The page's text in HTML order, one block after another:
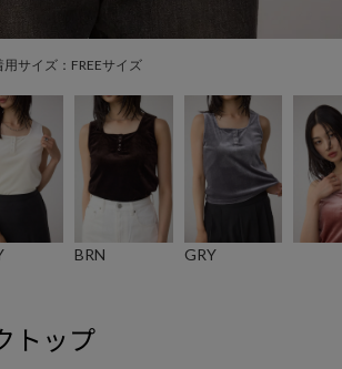
サイズ：FREEサイズ
BRN GRY
トップ